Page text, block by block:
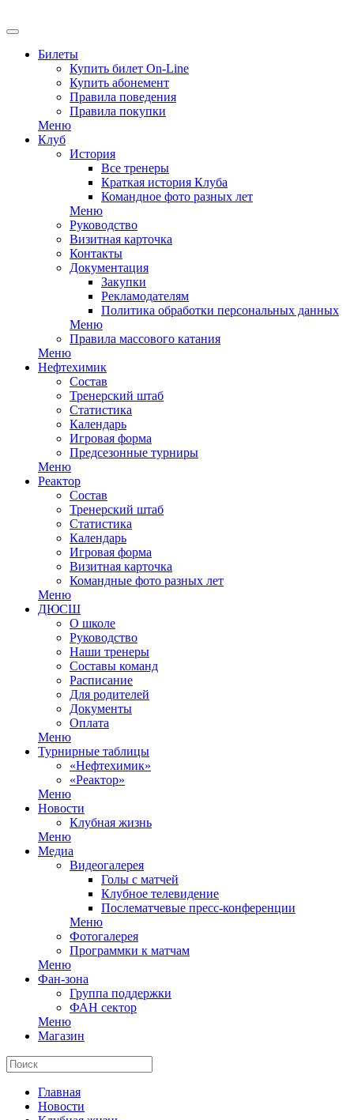
Билеты
Купить билет On-Line
Купить абонемент
Правила поведения
Правила покупки
Меню
Клуб
История
Все тренеры
Краткая история Клуба
Командное фото разных лет
Меню
Руководство
Визитная карточка
Контакты
Документация
Закупки
Рекламодателям
Политика обработки персональных данных
Меню
Правила массового катания
Меню
Нефтехимик
Состав
Тренерский штаб
Статистика
Календарь
Игровая форма
Предсезонные турниры
Меню
Реактор
Состав
Тренерский штаб
Статистика
Календарь
Игровая форма
Визитная карточка
Командные фото разных лет
Меню
ДЮСШ
О школе
Руководство
Наши тренеры
Составы команд
Расписание
Для родителей
Документы
Оплата
Меню
Турнирные таблицы
«Нефтехимик»
«Реактор»
Меню
Новости
Клубная жизнь
Меню
Медиа
Видеогалерея
Голы с матчей
Клубное телевидение
Послематчевые пресс-конференции
Меню
Фотогалерея
Программки к матчам
Меню
Фан-зона
Группа поддержки
ФАН сектор
Меню
Магазин
Главная
Новости